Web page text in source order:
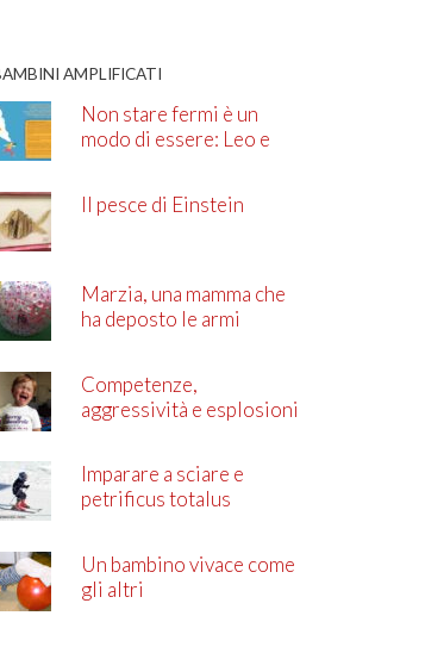
AMPLIFICATI
Non stare fermi è un
modo di essere: Leo e
Il pesce di Einstein
Marzia, una mamma che
ha deposto le armi
Competenze,
aggressività e esplosioni
Imparare a sciare e
petrificus totalus
Un bambino vivace come
gli altri